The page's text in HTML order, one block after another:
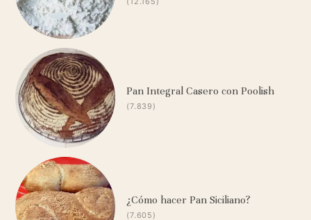
Pan Integral Casero con Poolish
(7.839)
¿Cómo hacer Pan Siciliano?
(7.605)